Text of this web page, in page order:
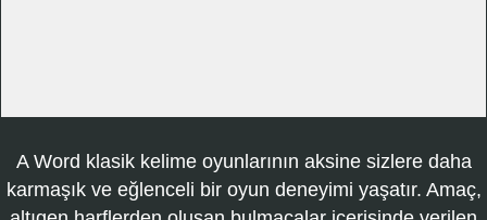
A Word klasik kelime oyunlarının aksine sizlere daha
karmaşık ve eğlenceli bir oyun deneyimi yaşatır. Amaç,